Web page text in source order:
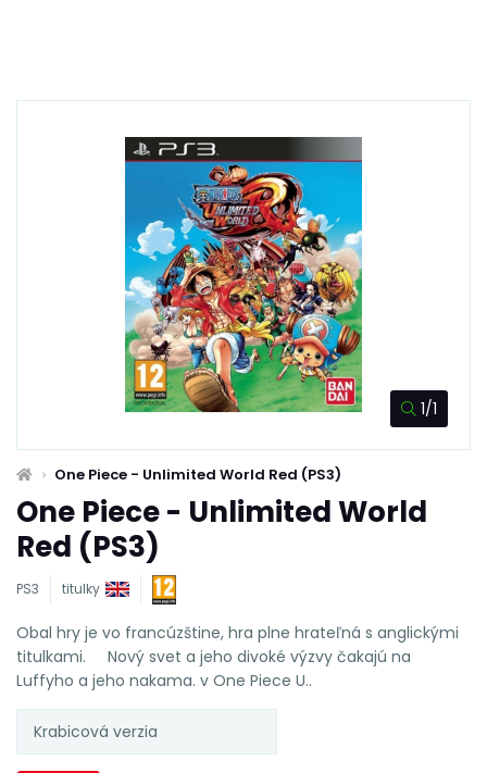
1/1
One Piece - Unlimited World Red (PS3)
One Piece - Unlimited World
Red (PS3)
PS3 titulky
Obal hry je vo francúzštine, hra plne hrateľná s anglickými
titulkami. Nový svet a jeho divoké výzvy čakajú na
Luffyho a jeho nakama. v One Piece U..
Krabicová verzia